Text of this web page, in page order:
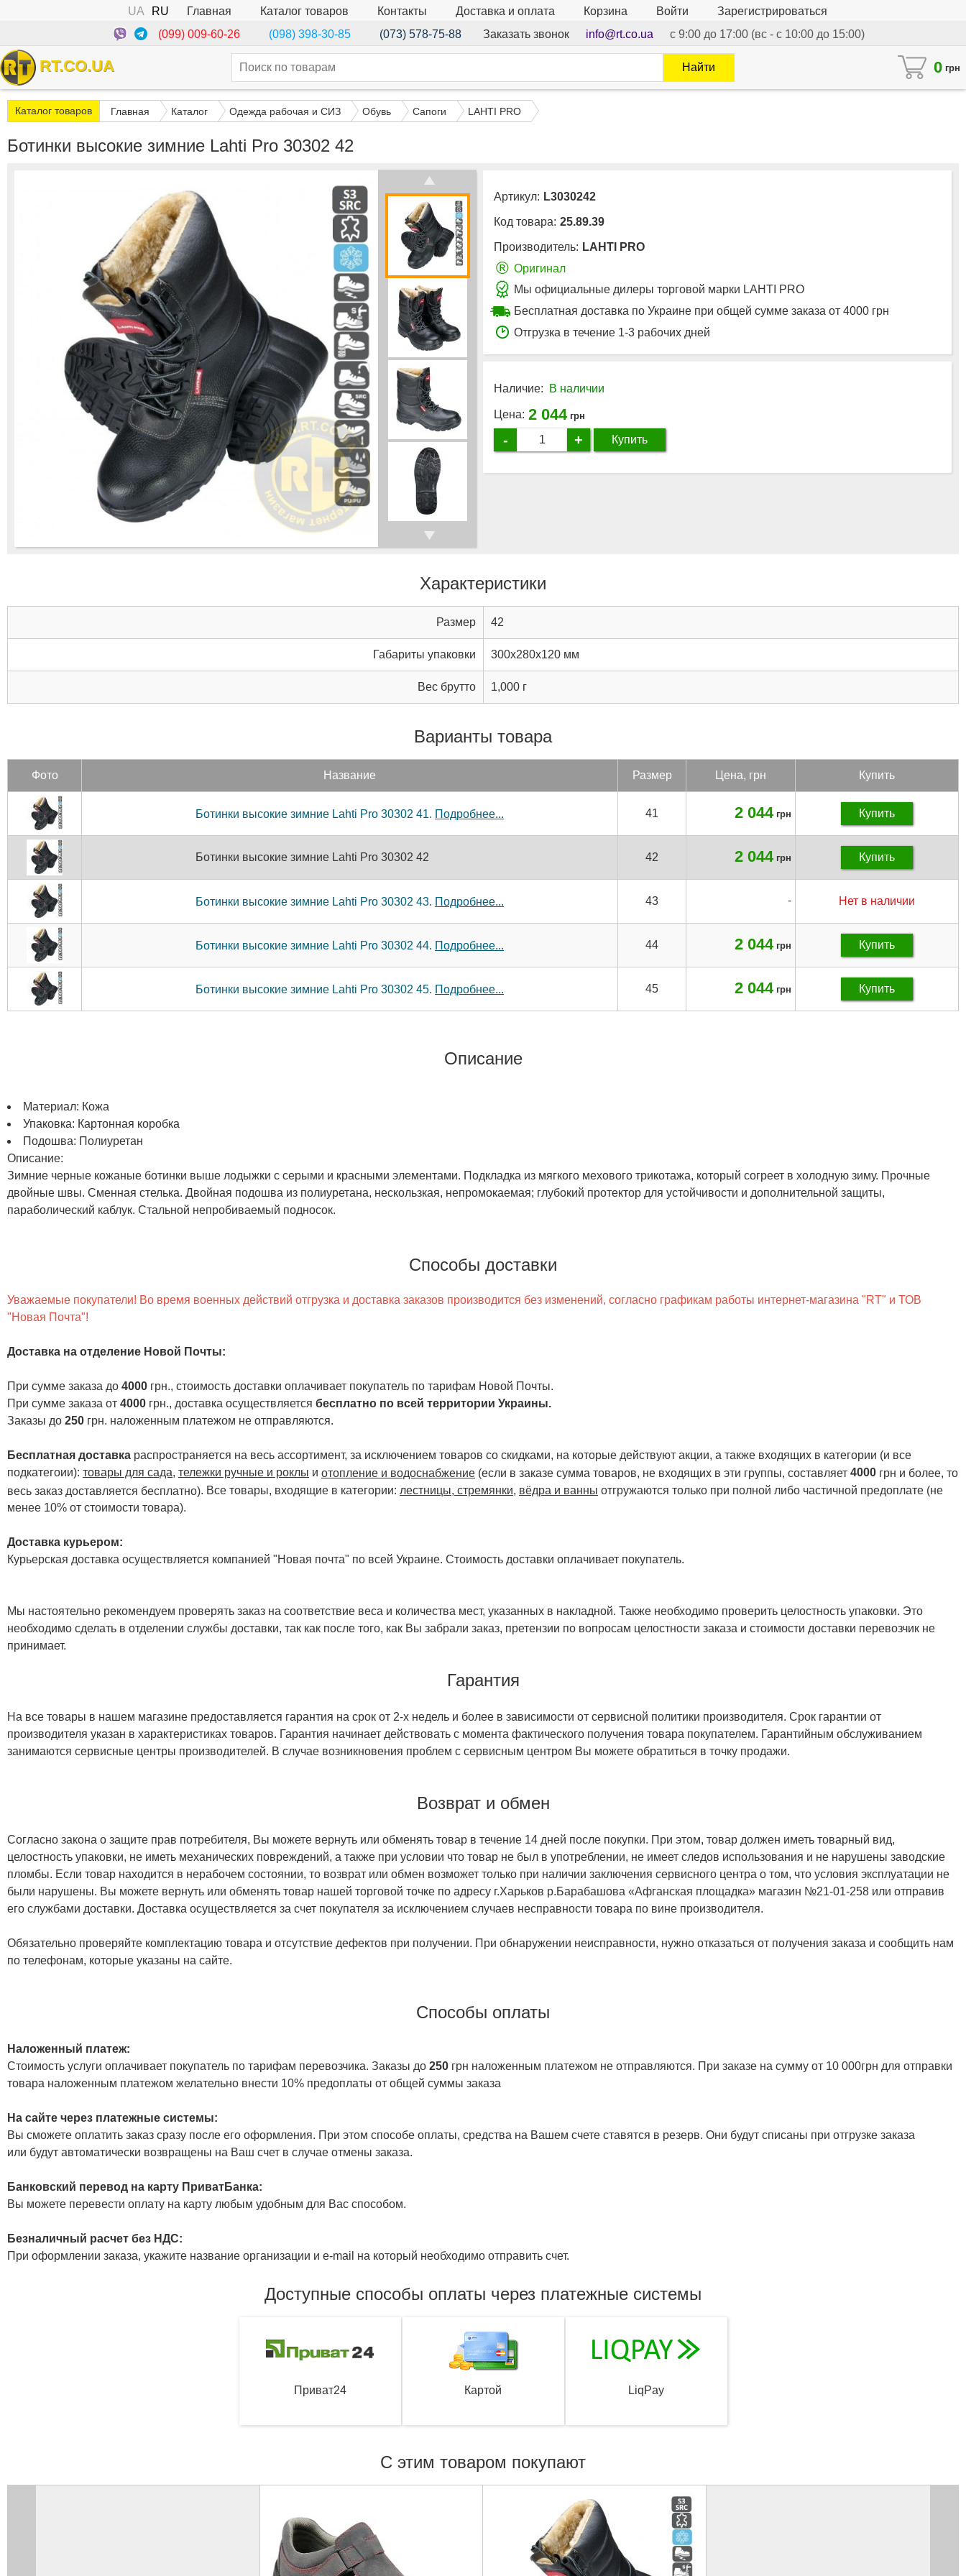
UA RU Главная Каталог товаров Контакты Доставка и оплата Корзина Войти
Зарегистрироваться
(099) 009-60-26
(098) 398-30-85 (073) 578-75-88 Заказать звонок info@rt.co.ua с 9:00 до 17:00 (вс - с 10:00 до 15:00)
RT.CO.UA 0 грн
Найти
Каталог товаров Главная Каталог Одежда рабочая и СИЗ Обувь Сапоги LAHTI PRO
Ботинки высокие зимние Lahti Pro 30302 42
Артикул: L3030242
Код товара: 25.89.39
Производитель: LAHTI PRO
® Оригинал
Мы официальные дилеры торговой марки LAHTI PRO
Бесплатная доставка по Украине при общей сумме заказа от 4000 грн
Отгрузка в течение 1-3 рабочих дней
Наличие: В наличии
Цена: 2 044 грн
- + Купить
Характеристики
Размер 42
Габариты упаковки 300x280x120 мм
Вес брутто 1,000 г
Варианты товара
Фото Название Раз­мер Цена, грн Купить
Ботинки высокие зимние Lahti Pro 30302 41. Подробнее... 41 2 044 грн Купить
Ботинки высокие зимние Lahti Pro 30302 42 42 2 044 грн Купить
Ботинки высокие зимние Lahti Pro 30302 43. Подробнее... 43 - Нет в наличии
Ботинки высокие зимние Lahti Pro 30302 44. Подробнее... 44 2 044 грн Купить
Ботинки высокие зимние Lahti Pro 30302 45. Подробнее... 45 2 044 грн Купить
Описание
Материал: Кожа
Упаковка: Картонная коробка
Подошва: Полиуретан
Описание:
Зимние черные кожаные ботинки выше лодыжки с серыми и красными элементами. Подкладка из мягкого мехового трикотажа, который согреет в холодную зиму. Прочные
двойные швы. Сменная стелька. Двойная подошва из полиуретана, нескользкая, непромокаемая; глубокий протектор для устойчивости и дополнительной защиты,
параболический каблук. Стальной непробиваемый подносок.
Способы доставки
Уважаемые покупатели! Во время военных действий отгрузка и доставка заказов производится без изменений, согласно графикам работы интернет-магазина "RT" и ТОВ
"Новая Почта"!
Доставка на отделение Новой Почты:
При сумме заказа до 4000 грн., стоимость доставки оплачивает покупатель по тарифам Новой Почты.
При сумме заказа от 4000 грн., доставка осуществляется бесплатно по всей территории Украины.
Заказы до 250 грн. наложенным платежом не отправляются.
Бесплатная доставка распространяется на весь ассортимент, за исключением товаров со скидками, на которые действуют акции, а также входящих в категории (и все
подкатегоии): товары для сада, тележки ручные и роклы и отопление и водоснабжение (если в заказе сумма товаров, не входящих в эти группы, составляет 4000 грн и более, то
весь заказ доставляется бесплатно). Все товары, входящие в категории: лестницы, стремянки, вёдра и ванны отгружаются только при полной либо частичной предоплате (не
менее 10% от стоимости товара).
Доставка курьером:
Курьерская доставка осуществляется компанией "Новая почта" по всей Украине. Стоимость доставки оплачивает покупатель.
Мы настоятельно рекомендуем проверять заказ на соответствие веса и количества мест, указанных в накладной. Также необходимо проверить целостность упаковки. Это
необходимо сделать в отделении службы доставки, так как после того, как Вы забрали заказ, претензии по вопросам целостности заказа и стоимости доставки перевозчик не
принимает.
Гарантия
На все товары в нашем магазине предоставляется гарантия на срок от 2-х недель и более в зависимости от сервисной политики производителя. Срок гарантии от
производителя указан в характеристиках товаров. Гарантия начинает действовать с момента фактического получения товара покупателем. Гарантийным обслуживанием
занимаются сервисные центры производителей. В случае возникновения проблем с сервисным центром Вы можете обратиться в точку продажи.
Возврат и обмен
Согласно закона о защите прав потребителя, Вы можете вернуть или обменять товар в течение 14 дней после покупки. При этом, товар должен иметь товарный вид,
целостность упаковки, не иметь механических повреждений, а также при условии что товар не был в употреблении, не имеет следов использования и не нарушены заводские
пломбы. Если товар находится в нерабочем состоянии, то возврат или обмен возможет только при наличии заключения сервисного центра о том, что условия эксплуатации не
были нарушены. Вы можете вернуть или обменять товар нашей торговой точке по адресу г.Харьков р.Барабашова «Афганская площадка» магазин №21-01-258 или отправив
его службами доставки. Доставка осуществляется за счет покупателя за исключением случаев несправности товара по вине производителя.
Обязательно проверяйте комплектацию товара и отсутствие дефектов при получении. При обнаружении неисправности, нужно отказаться от получения заказа и сообщить нам
по телефонам, которые указаны на сайте.
Способы оплаты
Наложенный платеж:
Стоимость услуги оплачивает покупатель по тарифам перевозчика. Заказы до 250 грн наложенным платежом не отправляются. При заказе на сумму от 10 000грн для отправки
товара наложенным платежом желательно внести 10% предоплаты от общей суммы заказа
На сайте через платежные системы:
Вы сможете оплатить заказ сразу после его оформления. При этом способе оплаты, средства на Вашем счете ставятся в резерв. Они будут списаны при отгрузке заказа
или будут автоматически возвращены на Ваш счет в случае отмены заказа.
Банковский перевод на карту ПриватБанка:
Вы можете перевести оплату на карту любым удобным для Вас способом.
Безналичный расчет без НДС:
При оформлении заказа, укажите название организации и e-mail на который необходимо отправить счет.
Доступные способы оплаты через платежные системы
Приват24 Картой LiqPay
С этим товаром покупают